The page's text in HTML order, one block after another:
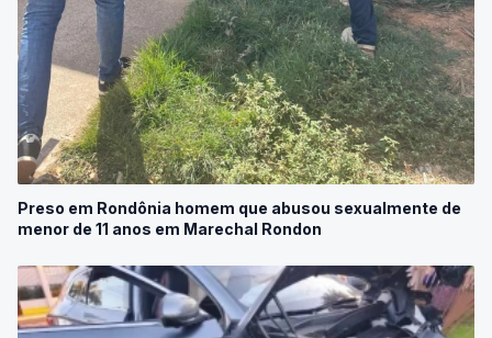
Preso em Rondônia homem que abusou sexualmente de
menor de 11 anos em Marechal Rondon